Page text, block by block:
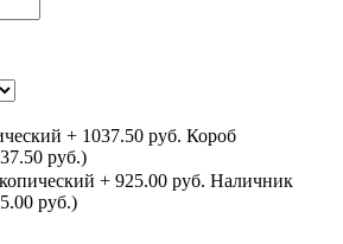
Короб
руб.)
Наличник
руб.)